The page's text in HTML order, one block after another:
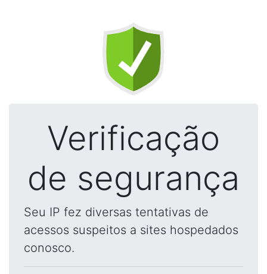
Verificação
de segurança
Seu IP fez diversas tentativas de
acessos suspeitos a sites hospedados
conosco.